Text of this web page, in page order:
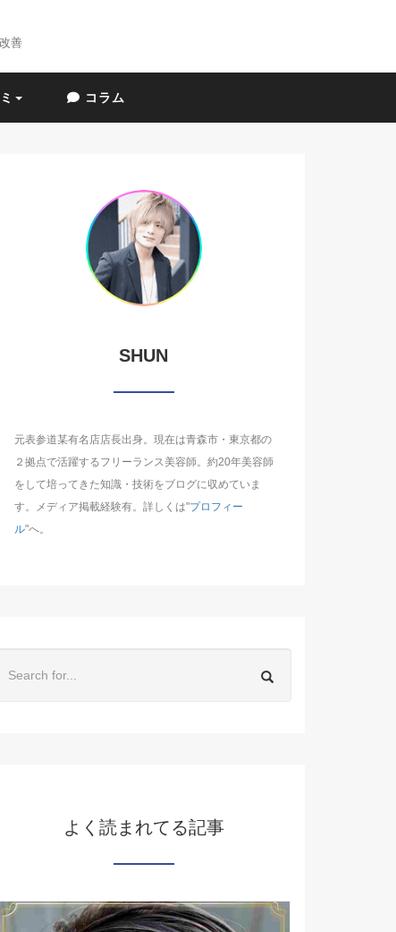
善
コラム
SHUN
元表参道某有名店店長出身。現在は青森市・東京都の
２拠点で活躍するフリーランス美容師。約20年美容師
をして培ってきた知識・技術をブログに収めていま
す。メディア掲載経験有。詳しくは"プロフィー
ル"へ。
よく読まれてる記事